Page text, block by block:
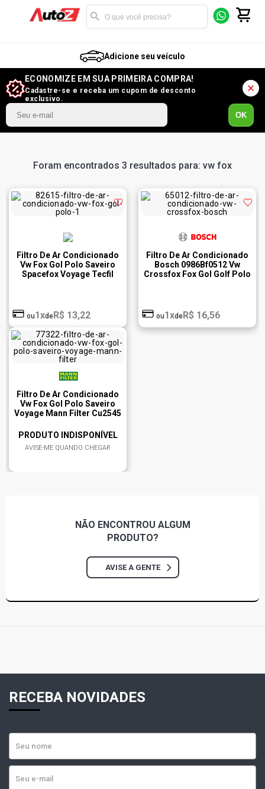
Adicione seu veículo
ECONOMIZE EM SUA PRIMEIRA COMPRA!
Cadastre-se e receba um cupom de desconto
exclusivo.
OK
Foram encontrados 3 resultados para: vw fox
Filtro De Ar Condicionado
Vw Fox Gol Polo Saveiro
Spacefox Voyage Tecfil
ou1xdeR$ 13,22
Filtro De Ar Condicionado
Bosch 0986Bf0512 Vw
Crossfox Fox Gol Golf Polo
ou1xdeR$ 16,56
Filtro De Ar Condicionado
Vw Fox Gol Polo Saveiro
Voyage Mann Filter Cu2545
PRODUTO INDISPONÍVEL
AVISE-ME QUANDO CHEGAR
NÃO ENCONTROU ALGUM
PRODUTO?
AVISE A GENTE
RECEBA NOVIDADES